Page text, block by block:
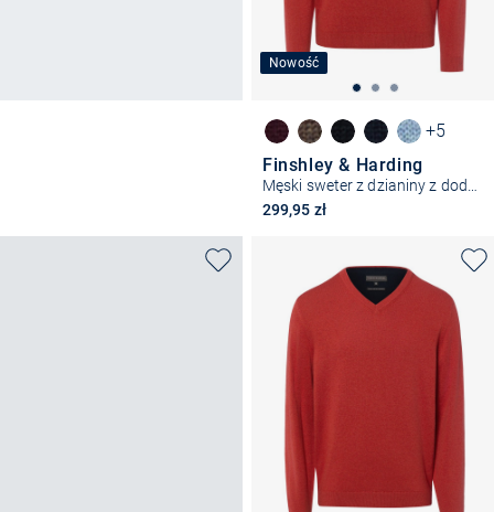
Nowość
+5
Finshley & Harding
299,95 zł